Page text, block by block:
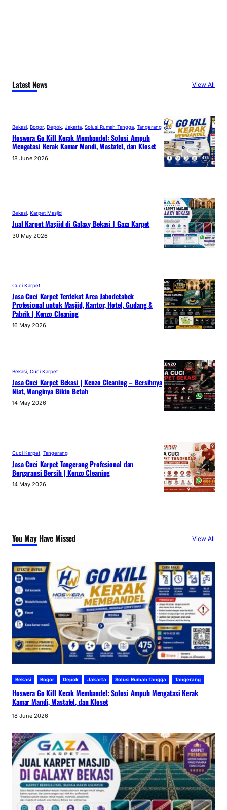
Latest News View All
Bekasi Bogor, Depok Jakarta Solusi Rumah Tangga Tangerang
Hoswera Go Kill Kerak Membandel: Solusi Ampuh
Mengatasi Kerak Kamar Mandi, Wastafel, dan Kloset
18 June 2026
Bekasi Karpet Masjid
Jual Karpet Masjid di Galaxy Bekasi | Gaza Karpet
30 May 2026
Cuci Karpet
Jasa Cuci Karpet Terdekat Area Jabodetabek
Profesional untuk Masjid, Kantor, Hotel, Gudang &
Pabrik | Kenzo Cleaning
16 May 2026
Bekasi Cuci Karpet
Jasa Cuci Karpet Bekasi | Kenzo Cleaning – Bersihnya
Niat, Wanginya Bikin Betah
14 May 2026
Cuci Karpet Tangerang
Jasa Cuci Karpet Tangerang Profesional dan
Bergaransi Bersih | Kenzo Cleaning
14 May 2026
You May Have Missed View All
Bekasi Bogor Depok Jakarta Solusi Rumah Tangga Tangerang
Hoswera Go Kill Kerak Membandel: Solusi Ampuh Mengatasi Kerak
Kamar Mandi, Wastafel, dan Kloset
18 June 2026